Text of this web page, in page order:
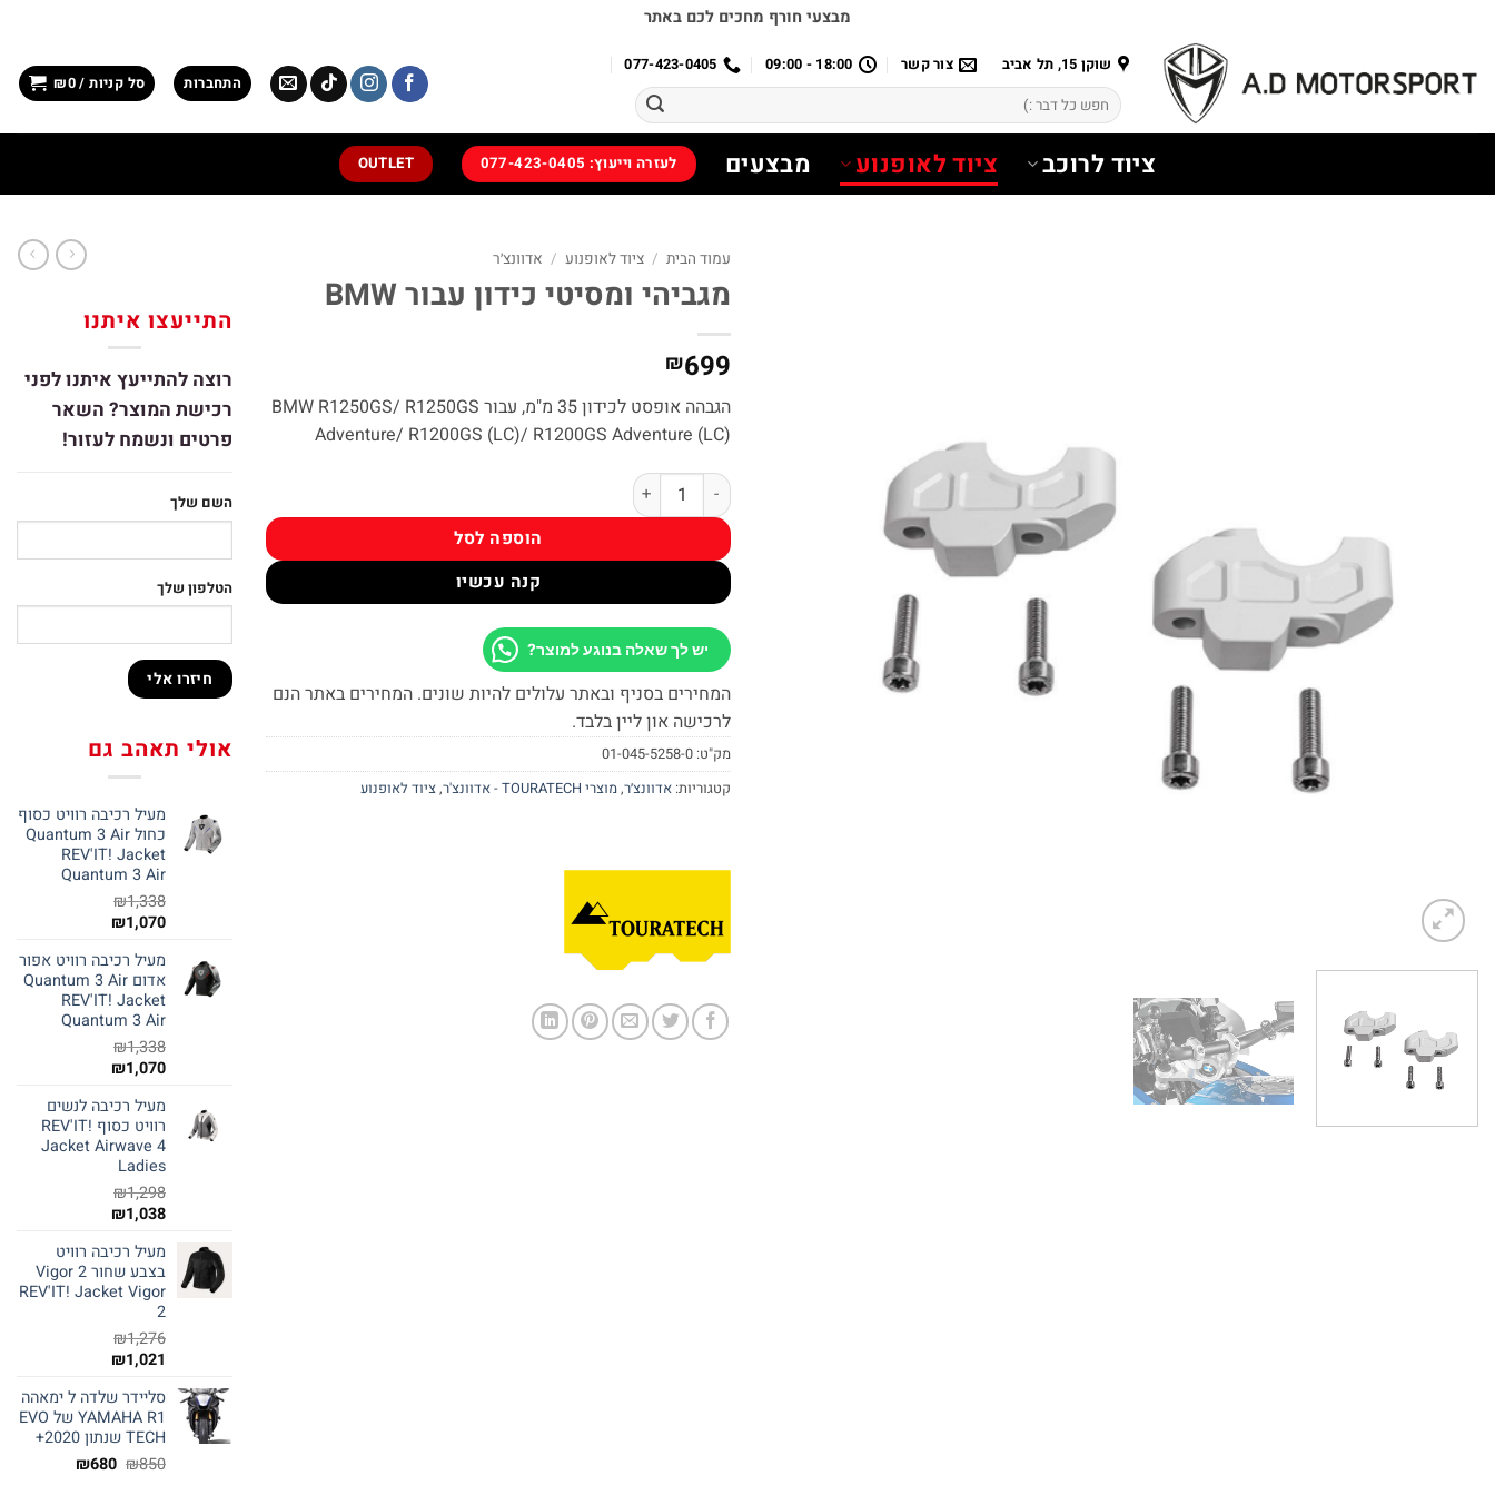
content
מבצעי חורף מחכים לכם באתר
שוקן 15, תל אביב צור קשר 18:00 - 09:00
077-423-0405
חיפוש
עבור:
התחברות סל קניות / ₪0
ציוד לרוכב ציוד לאופנוע מבצעים לעזרה וייעוץ: 077-423-0405 OUTLET
עמוד הבית / ציוד לאופנוע / אדוונצ׳ר
מגביהי ומסיטי כידון עבור BMW
₪699
הגבהה אופסט לכידון 35 מ"מ, עבור BMW R1250GS/ R1250GS
Adventure/ R1200GS (LC)/ R1200GS Adventure (LC)
כמות של מגביהי ומסיטי כידון עבור BMW
הוספה לסל
קנה עכשיו
יש לך שאלה בנוגע למוצר?
המחירים בסניף ובאתר עלולים להיות שונים. המחירים באתר הנם
לרכישה און ליין בלבד.
מק"ט: 01-045-5258-0
קטגוריות: אדוונצ׳ר,מוצרי TOURATECH - אדוונצ'ר ,ציוד לאופנוע
התייעצו איתנו
רוצה להתייעץ איתנו לפני
רכישת המוצר? השאר
פרטים ונשמח לעזור!
השם שלך
הטלפון שלך
אולי תאהב גם
מעיל רכיבה רוויט כסוף
כחול Quantum 3 Air
REV'IT! Jacket
Quantum 3 Air
₪1,338
₪1,070
מעיל רכיבה רוויט אפור
אדום Quantum 3 Air
REV'IT! Jacket
Quantum 3 Air
₪1,338
₪1,070
מעיל רכיבה לנשים
רוויט כסוף REV'IT!
Jacket Airwave 4
Ladies
₪1,298
₪1,038
מעיל רכיבה רוויט
בצבע שחור Vigor 2
REV'IT! Jacket Vigor
2
₪1,276
₪1,021
סליידר שלדה ל ימאהה
YAMAHA R1 של EVO
TECH שנתון 2020+
₪850
המחיר
₪680